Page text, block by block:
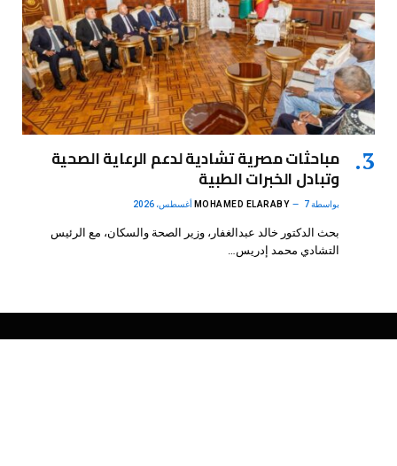
مباحثات مصرية تشادية لدعم الرعاية الصحية
وتبادل الخبرات الطبية
بواسطة MOHAMED ELARABY 7 أغسطس، 2026
بحث الدكتور خالد عبدالغفار، وزير الصحة والسكان، مع الرئيس
التشادي محمد إدريس…